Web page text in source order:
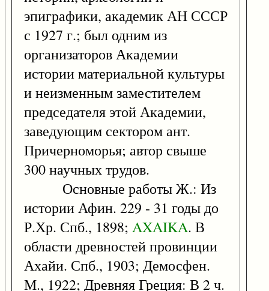
эпиграфики, академик АН СССР
с 1927 г.; был одним из
организаторов Академии
истории материальной культуры
и неизменным заместителем
председателя этой Академии,
заведующим сектором ант.
Причерноморья; автор свыше
300 научных трудов.
Основные работы Ж.: Из
истории Афин. 229 - 31 годы до
Р.Хр. Спб., 1898; AXAIKA. В
области древностей провинции
Ахайи. Спб., 1903; Демосфен.
М., 1922; Древняя Греция: В 2 ч.